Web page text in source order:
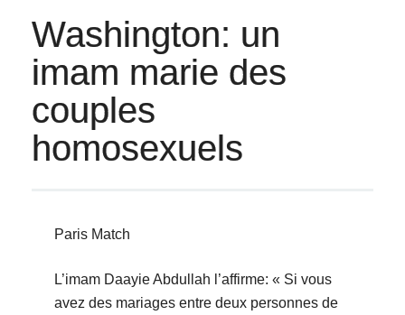
Washington: un
imam marie des
couples
homosexuels
Paris Match
L’imam Daayie Abdullah l’affirme: « Si vous
avez des mariages entre deux personnes de